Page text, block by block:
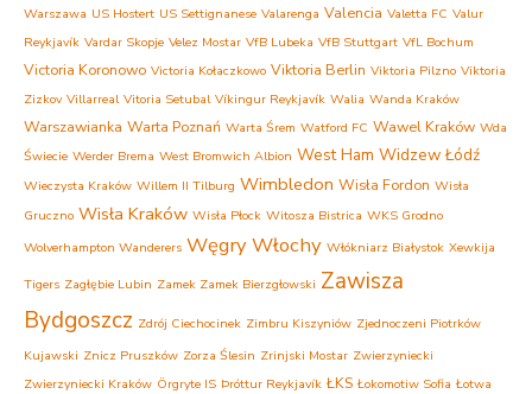
Warszawa US Hostert US Settignanese Valarenga Valencia Valetta FC Valur
Reykjavík Vardar Skopje Velez Mostar VfB Lubeka VfB Stuttgart VfL Bochum
Victoria Koronowo Victoria Kołaczkowo Viktoria Berlin Viktoria Pilzno Viktoria
Zizkov Villarreal Vitoria Setubal Víkingur Reykjavík Walia Wanda Kraków
Warszawianka Warta Poznań Warta Śrem Watford FC Wawel Kraków Wda
Świecie Werder Brema West Bromwich Albion West Ham Widzew Łódź
Wieczysta Kraków Willem II Tilburg Wimbledon Wisła Fordon Wisła
Gruczno Wisła Kraków Wisła Płock Witosza Bistrica WKS Grodno
Wolverhampton Wanderers WęgryWłochy Włókniarz Białystok Xewkija
Tigers Zagłębie Lubin Zamek Zamek Bierzgłowski Zawisza
Bydgoszcz Zdrój Ciechocinek Zimbru Kiszyniów Zjednoczeni Piotrków
Kujawski Znicz Pruszków Zorza Ślesin Zrinjski Mostar Zwierzyniecki
Zwierzyniecki Kraków Örgryte IS Þróttur Reykjavík ŁKS Łokomotiw Sofia Łotwa